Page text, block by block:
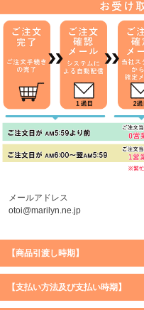
メールアドレス
otoi@marilyn.ne.jp
【商品引渡し時期】
【支払い方法及び支払い時期】